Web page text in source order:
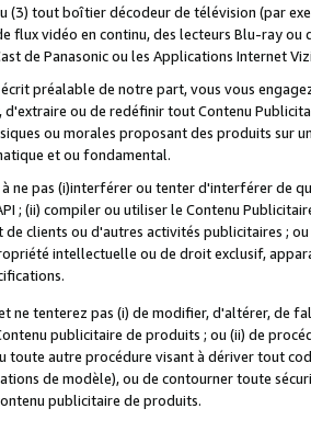
(3) tout boîtier décodeur de télévision (par
flux vidéo en continu, des lecteurs Blu-ray
de Panasonic ou les Applications Internet
préalable de notre part, vous vous
d'extraire ou de redéfinir tout Contenu
ou morales proposant des produits sur
et ou fondamental.
ne pas (i)interférer ou tenter d'interférer de
; (ii) compiler ou utiliser le Contenu
clients ou d'autres activités publicitaires ;
intellectuelle ou de droit exclusif,
ne tenterez pas (i) de modifier, d'altérer, de
publicitaire de produits ; ou (ii) de
toute autre procédure visant à dériver tout
de modèle), ou de contourner toute
publicitaire de produits.